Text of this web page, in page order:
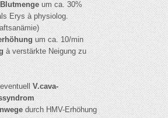
um ca. 30%
Erys à physiolog.
um ca. 10/min
à verstärkte Neigung zu
V.cava-
durch HMV-Erhöhung